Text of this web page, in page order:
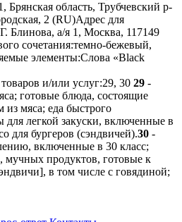
область, Трубчевский р-
2 (RU)Адрес для
Блинова, а/я 1, Москва, 117149
сочетания:темно-бежевый,
элементы:Слова «Black
и/или услуг:29, 30 29 -
готовые блюда, состоящие
мяса; еда быстрого
для легкой закуски, включенные в
для бургеров (сэндвичей).30 -
включенные в 30 класс;
мучных продуктов, готовые к
в том числе с говядиной;